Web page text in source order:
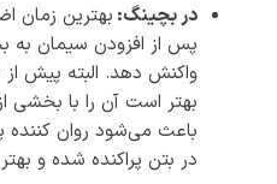
در بچینگ: بهترین زمان
پس از افزودن سیمان به
واکنش دهد. البته پیش
بهتر است آن را با بخشی
باعث می‌شود روان کننده
در بتن پراکنده شده و